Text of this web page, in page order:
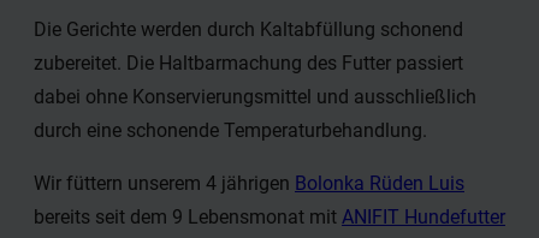
Die Gerichte werden durch Kaltabfüllung schonend
zubereitet. Die Haltbarmachung des Futter passiert
dabei ohne Konservierungsmittel und ausschließlich
durch eine schonende Temperaturbehandlung.
Wir füttern unserem 4 jährigen Bolonka Rüden Luis
bereits seit dem 9 Lebensmonat mit ANIFIT Hundefutter